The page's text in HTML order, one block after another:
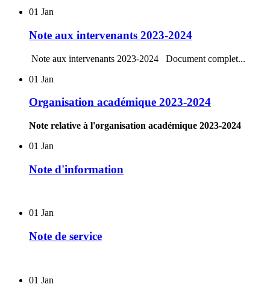
01 Jan
Note aux intervenants 2023-2024
Note aux intervenants 2023-2024 Document complet...
01 Jan
Organisation académique 2023-2024
Note relative à l'organisation académique 2023-2024
01 Jan
Note d'information
01 Jan
Note de service
01 Jan